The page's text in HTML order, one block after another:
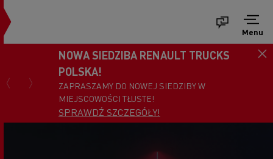
Menu
NOWA SIEDZIBA RENAULT TRUCKS
POLSKA!
ZAPRASZAMY DO NOWEJ SIEDZIBY W
MIEJSCOWOŚCI TŁUSTE!
SPRAWDŹ SZCZEGÓŁY!